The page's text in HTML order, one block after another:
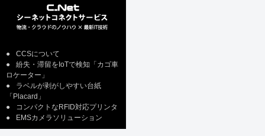
●
CCSについて
●
紛失・滞留をIoTで検知「カゴ車
ロケーター」
●
ラベルが剥がしやすい台紙
「Placard」
●
コンパクトなRFID対応プリンタ
●
EMSカメラソリューション